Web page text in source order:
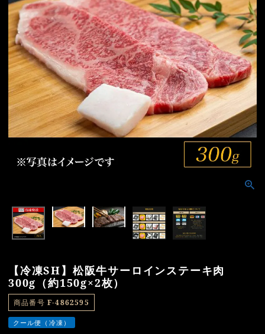
【冷凍SH】松阪牛サーロインステーキ肉
300g（約150g×2枚）
商品番号 F-4862595
クール便（冷凍）